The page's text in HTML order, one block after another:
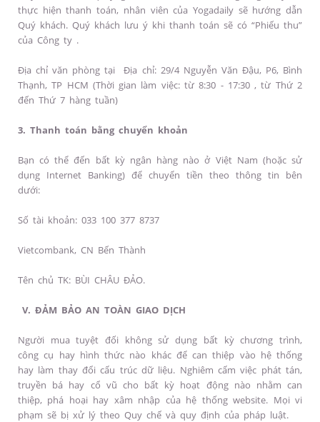
thực hiện thanh toán, nhân viên của Yogadaily sẽ hướng dẫn
Quý khách. Quý khách lưu ý khi thanh toán sẽ có “Phiếu thu”
của Công ty .
Địa chỉ văn phòng tại Địa chỉ: 29/4 Nguyễn Văn Đậu, P6, Bình
Thạnh, TP HCM (Thời gian làm việc: từ 8:30 - 17:30 , từ Thứ 2
đến Thứ 7 hàng tuần)
3. Thanh toán bằng chuyển khoản
Bạn có thể đến bất kỳ ngân hàng nào ở Việt Nam (hoặc sử
dụng Internet Banking) để chuyển tiền theo thông tin bên
dưới:
Số tài khoản: 033 100 377 8737
Vietcombank, CN Bến Thành
Tên chủ TK: BÙI CHÂU ĐẢO.
V. ĐẢM BẢO AN TOÀN GIAO DỊCH
Người mua tuyệt đối không sử dụng bất kỳ chương trình,
công cụ hay hình thức nào khác để can thiệp vào hệ thống
hay làm thay đổi cấu trúc dữ liệu. Nghiêm cấm việc phát tán,
truyền bá hay cổ vũ cho bất kỳ hoạt động nào nhằm can
thiệp, phá hoại hay xâm nhập của hệ thống website. Mọi vi
phạm sẽ bị xử lý theo Quy chế và quy định của pháp luật.